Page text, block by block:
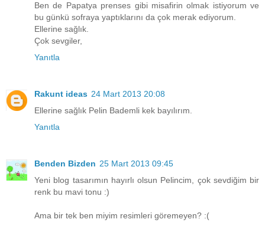
Ben de Papatya prenses gibi misafirin olmak istiyorum ve
bu günkü sofraya yaptıklarını da çok merak ediyorum.
Ellerine sağlık.
Çok sevgiler,
Yanıtla
Rakunt ideas 24 Mart 2013 20:08
Ellerine sağlık Pelin Bademli kek bayılırım.
Yanıtla
Benden Bizden 25 Mart 2013 09:45
Yeni blog tasarımın hayırlı olsun Pelincim, çok sevdiğim bir
renk bu mavi tonu :)
Ama bir tek ben miyim resimleri göremeyen? :(